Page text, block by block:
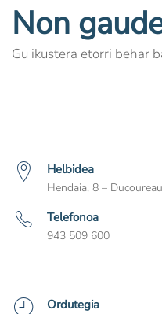
Non
Gu ikustera etorri behar
Helbidea
Hendaia, 8 –
Telefonoa
943 509 600
Ordutegia